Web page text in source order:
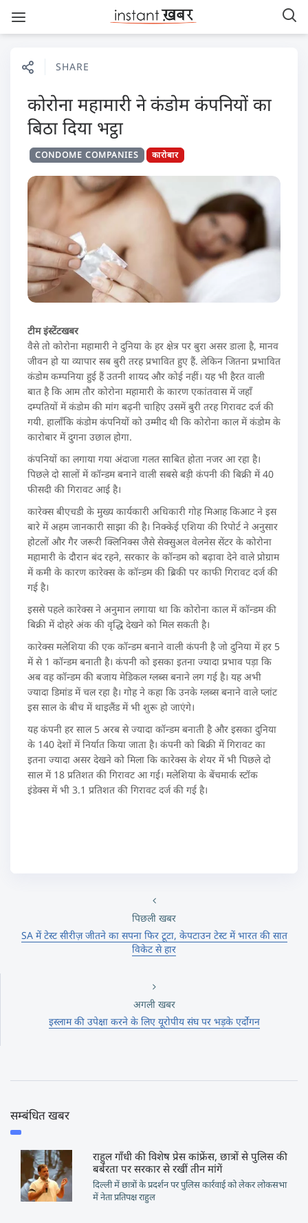
SHARE
कोरोना महामारी ने कंडोम कंपनियों का
बिठा दिया भट्ठा
CONDOME COMPANIES कारोबार
टीम इंस्टेंटखबर
वैसे तो कोरोना महामारी ने दुनिया के हर क्षेत्र पर बुरा असर डाला है, मानव
जीवन हो या व्यापार सब बुरी तरह प्रभावित हुए हैं. लेकिन जितना प्रभावित
कंडोम कम्पनिया हुई हैं उतनी शायद और कोई नहीं। यह भी हैरत वाली
बात है कि आम तौर कोरोना महामारी के कारण एकांतवास में जहाँ
दम्पतियों में कंडोम की मांग बढ़नी चाहिए उसमें बुरी तरह गिरावट दर्ज की
गयी. हालाँकि कंडोम कंपनियों को उम्मीद थी कि कोरोना काल में कंडोम के
कारोबार में दुगना उछाल होगा.
कंपनियों का लगाया गया अंदाजा गलत साबित होता नजर आ रहा है।
पिछले दो सालों में कॉन्डम बनाने वाली सबसे बड़ी कंपनी की बिक्री में 40
फीसदी की गिरावट आई है।
कारेक्स बीएचडी के मुख्य कार्यकारी अधिकारी गोह मिआह किआट ने इस
बारे में अहम जानकारी साझा की है। निक्केई एशिया की रिपोर्ट ने अनुसार
होटलों और गैर जरूरी क्लिनिक्स जैसे सेक्सुअल वेलनेस सेंटर के कोरोना
महामारी के दौरान बंद रहने, सरकार के कॉन्डम को बढ़ावा देने वाले प्रोग्राम
में कमी के कारण कारेक्स के कॉन्डम की ब्रिकी पर काफी गिरावट दर्ज की
गई है।
इससे पहले कारेक्स ने अनुमान लगाया था कि कोरोना काल में कॉन्डम की
बिक्री में दोहरे अंक की वृद्धि देखने को मिल सकती है।
कारेक्स मलेशिया की एक कॉन्डम बनाने वाली कंपनी है जो दुनिया में हर 5
में से 1 कॉन्डम बनाती है। कंपनी को इसका इतना ज्यादा प्रभाव पड़ा कि
अब वह कॉन्डम की बजाय मेडिकल ग्लब्स बनाने लग गई है। यह अभी
ज्यादा डिमांड में चल रहा है। गोह ने कहा कि उनके ग्लब्स बनाने वाले प्लांट
इस साल के बीच में थाइलैंड में भी शुरू हो जाएंगे।
यह कंपनी हर साल 5 अरब से ज्यादा कॉन्डम बनाती है और इसका दुनिया
के 140 देशों में निर्यात किया जाता है। कंपनी को बिक्री में गिरावट का
इतना ज्यादा असर देखने को मिला कि कारेक्स के शेयर में भी पिछले दो
साल में 18 प्रतिशत की गिरावट आ गई। मलेशिया के बेंचमार्क स्टॉक
इंडेक्स में भी 3.1 प्रतिशत की गिरावट दर्ज की गई है।
पिछली खबर
SA में टेस्ट सीरीज़ जीतने का सपना फिर टूटा, केपटाउन टेस्ट में भारत की सात
विकेट से हार
अगली खबर
इस्लाम की उपेक्षा करने के लिए यूरोपीय संघ पर भड़के एर्दोगन
सम्बंधित खबर
राहुल गाँधी की विशेष प्रेस कांफ्रेंस, छात्रों से पुलिस की
बर्बरता पर सरकार से रखीं तीन मांगें
दिल्ली में छात्रों के प्रदर्शन पर पुलिस कार्रवाई को लेकर लोकसभा
में नेता प्रतिपक्ष राहुल